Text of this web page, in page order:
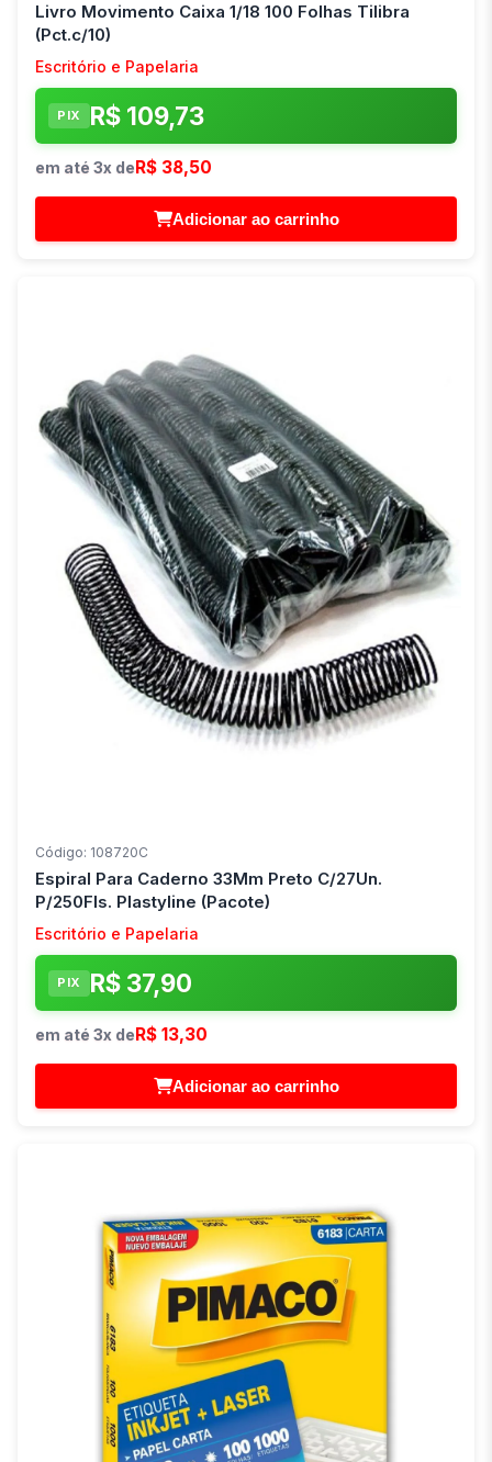
Livro Movimento Caixa 1/18 100 Folhas Tilibra
(Pct.c/10)
Escritório e Papelaria
PIX R$ 109,73
em até 3x de R$ 38,50
Adicionar ao carrinho
Código: 108720C
Espiral Para Caderno 33Mm Preto C/27Un.
P/250Fls. Plastyline (Pacote)
Escritório e Papelaria
PIX R$ 37,90
em até 3x de R$ 13,30
Adicionar ao carrinho